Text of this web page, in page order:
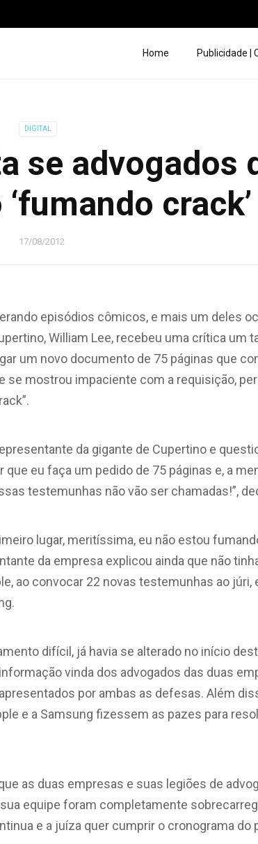
Home Publicidade |
DIGITAL
se advogados
crack’
17/08/2012
episódios cômicos, e mais um deles
William Lee, recebeu uma crítica um
um novo documento de 75 páginas que
se mostrou impaciente com a requisição,
da gigante de Cupertino e
eu faça um pedido de 75 páginas e, a
testemunhas não vão ser chamadas!”,
lugar, meritíssima, eu não estou
da empresa explicou ainda que não
ao convocar 22 novas testemunhas ao júri,
difícil, já havia se alterado no início
vinda dos advogados das duas
por ambas as defesas. Além
e a Samsung fizessem as pazes para
as duas empresas e suas legiões de
equipe foram completamente
e a juíza quer cumprir o cronograma do